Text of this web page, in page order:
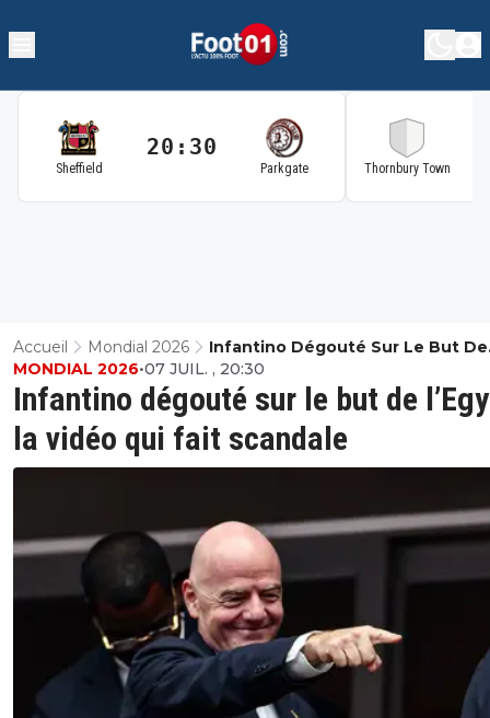
Sheffield
20:30
Parkgate Thornbury Town
Accueil Mondial 2026
Infantino Dégouté Sur Le But De
L’Egypte, La Vidéo Qui Fait
Infantino dégouté sur le but de
la vidéo qui fait scandale
MONDIAL 2026•07 JUIL. , 20:30